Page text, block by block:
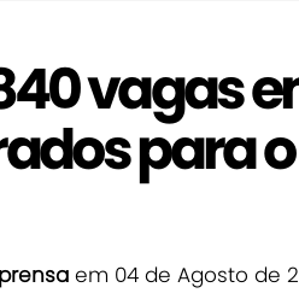
vagas
para
em 04 de Agosto de